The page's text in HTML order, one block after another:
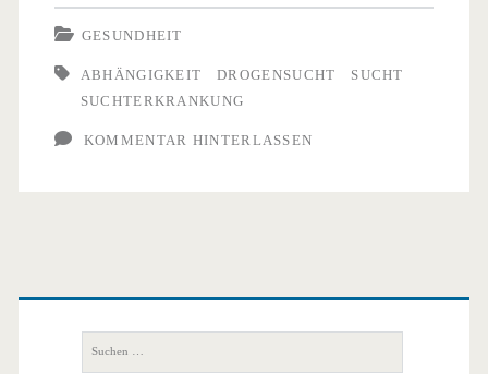
Drogensucht
der
Frauen
GESUNDHEIT
ABHÄNGIGKEIT DROGENSUCHT
SUCHT
SUCHTERKRANKUNG
KOMMENTAR HINTERLASSEN
Primäre
Seitenleiste
nach: